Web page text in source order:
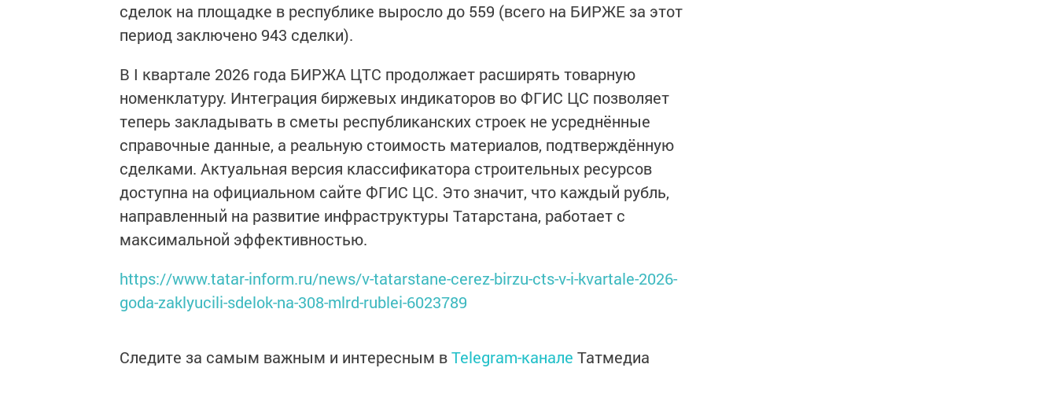
сделок на площадке в республике выросло до 559 (всего на БИРЖЕ за этот
период заключено 943 сделки).
В I квартале 2026 года БИРЖА ЦТС продолжает расширять товарную
номенклатуру. Интеграция биржевых индикаторов во ФГИС ЦС позволяет
теперь закладывать в сметы республиканских строек не усреднённые
справочные данные, а реальную стоимость материалов, подтверждённую
сделками. Актуальная версия классификатора строительных ресурсов
доступна на официальном сайте ФГИС ЦС. Это значит, что каждый рубль,
направленный на развитие инфраструктуры Татарстана, работает с
максимальной эффективностью.
https://www.tatar-inform.ru/news/v-tatarstane-cerez-birzu-cts-v-i-kvartale-2026-
goda-zaklyucili-sdelok-na-308-mlrd-rublei-6023789
Следите за самым важным и интересным вTelegram-канале Татмедиа